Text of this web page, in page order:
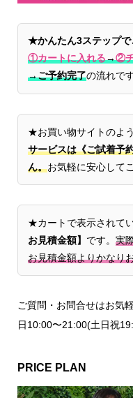
★かんたん3ステップで
①カートに入れる→②
→ご予約完了の流れです
★お買い物サイトのよ
サービスは《ご試着予
ん。お気軽に安心して
★カートで表示されて
お見積金額】 です。 実
お見積金額よりかなり
ご質問・お問合せはお気
日10:00〜21:00(土日祝
PRICE PLAN